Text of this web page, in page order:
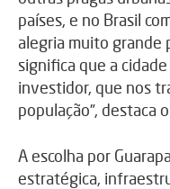
países, e no Brasil
alegria muito grande
significa que a
investidor, que nos
população”, destaca
A escolha por
estratégica,